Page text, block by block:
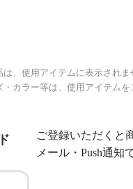
、使用アイテムに表示されま
カラー等は、使用アイテムを
ご登録いただくと
メール・Push通知